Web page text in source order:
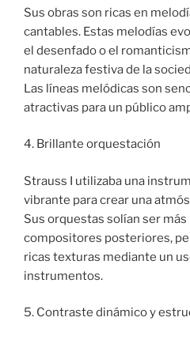
Sus obras son ricas en
cantables. Estas melodías
el desenfado o el
naturaleza festiva de la
Las líneas melódicas son
atractivas para un público
4. Brillante orquestación
Strauss I utilizaba una
vibrante para crear una
Sus orquestas solían ser
compositores posteriores,
ricas texturas mediante un
instrumentos.
5. Contraste dinámico y